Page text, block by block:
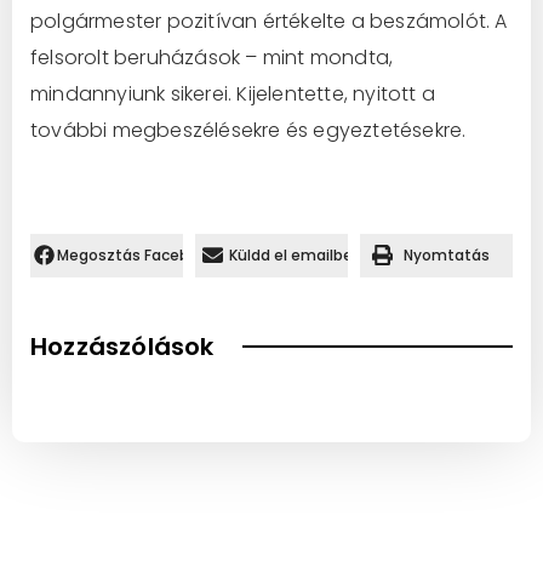
polgármester pozitívan értékelte a beszámolót. A
felsorolt beruházások – mint mondta,
mindannyiunk sikerei. Kijelentette, nyitott a
további megbeszélésekre és egyeztetésekre.
Megosztás Facebookon.Küldd el emailben Nyomtatás
Hozzászólások